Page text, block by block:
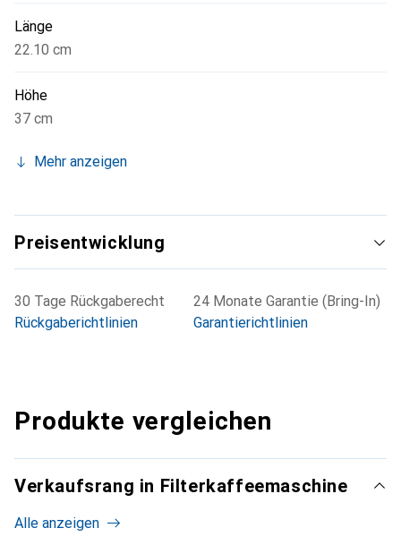
Länge
22.10 cm
Höhe
37 cm
Mehr anzeigen
Preisentwicklung
30 Tage Rückgaberecht
Rückgaberichtlinien
24 Monate Garantie (Bring-In)
Garantierichtlinien
Produkte vergleichen
Verkaufsrang in Filterkaffeemaschine
Alle anzeigen